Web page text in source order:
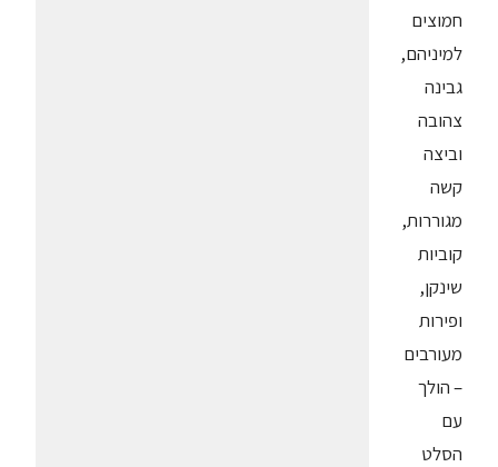
חמוצים
למיניהם,
גבינה
צהובה
וביצה
קשה
מגוררות,
קוביות
שינקן,
ופירות
מעורבים
– הולך
עם
הסלט